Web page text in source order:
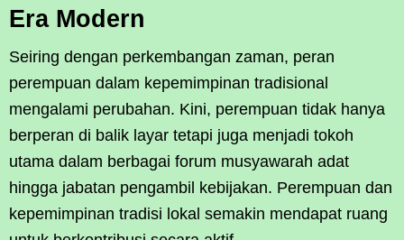
Era Modern
Seiring dengan perkembangan zaman, peran
perempuan dalam kepemimpinan tradisional
mengalami perubahan. Kini, perempuan tidak hanya
berperan di balik layar tetapi juga menjadi tokoh
utama dalam berbagai forum musyawarah adat
hingga jabatan pengambil kebijakan. Perempuan dan
kepemimpinan tradisi lokal semakin mendapat ruang